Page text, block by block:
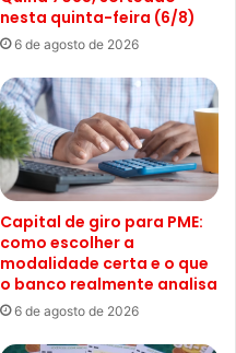
nesta quinta-feira (6/8)
6 de agosto de 2026
Capital de giro para PME:
como escolher a
modalidade certa e o que
o banco realmente analisa
6 de agosto de 2026